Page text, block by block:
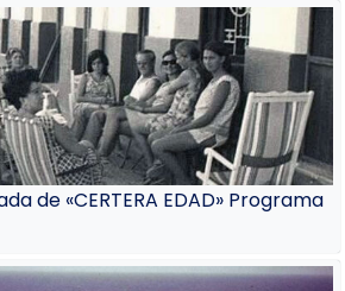
de «CERTERA EDAD» Programa